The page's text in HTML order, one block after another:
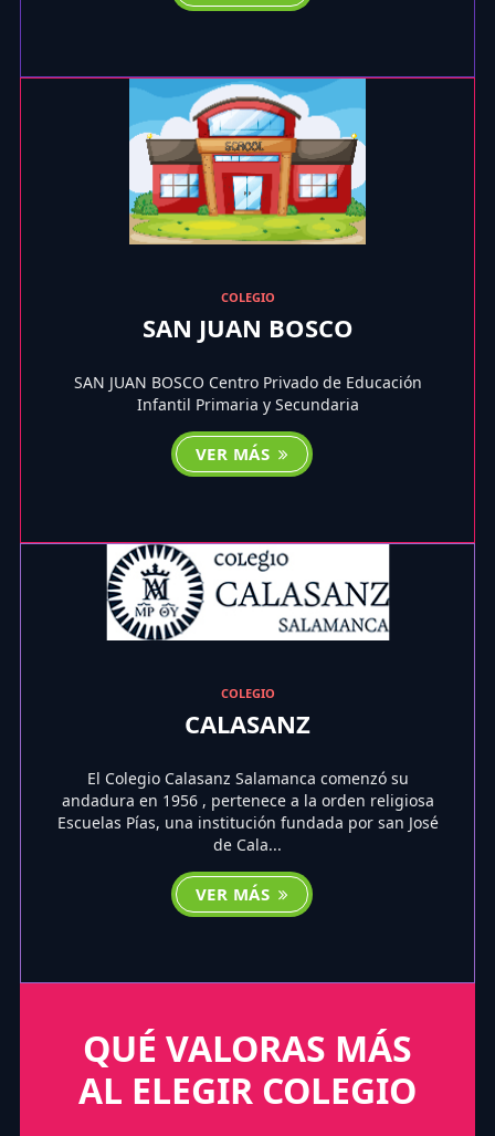
COLEGIO
SAN JUAN BOSCO
SAN JUAN BOSCO Centro Privado de Educación
Infantil Primaria y Secundaria
VER MÁS
COLEGIO
CALASANZ
El Colegio Calasanz Salamanca comenzó su
andadura en 1956 , pertenece a la orden religiosa
Escuelas Pías, una institución fundada por san José
de Cala...
VER MÁS
QUÉ VALORAS MÁS
AL ELEGIR COLEGIO